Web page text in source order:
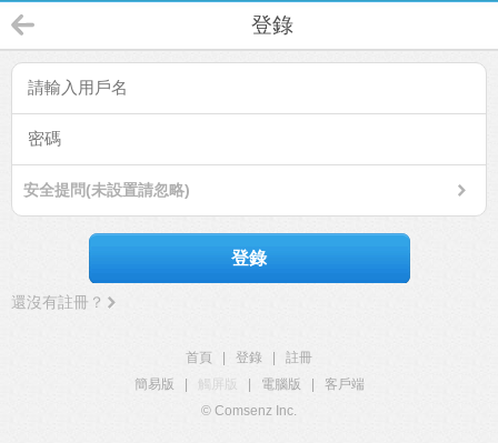
登錄
安全提問(未設置請忽略)
登錄
還沒有註冊？
首頁 登錄
註冊
簡易版
觸屏版 電腦版
客戶端
© Comsenz Inc.